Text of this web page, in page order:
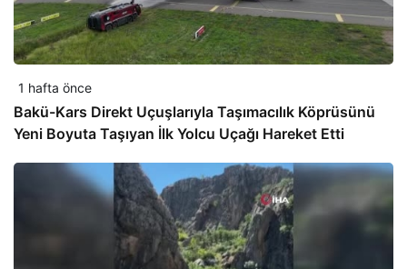
1 hafta önce
Bakü-Kars Direkt Uçuşlarıyla Taşımacılık Köprüsünü
Yeni Boyuta Taşıyan İlk Yolcu Uçağı Hareket Etti